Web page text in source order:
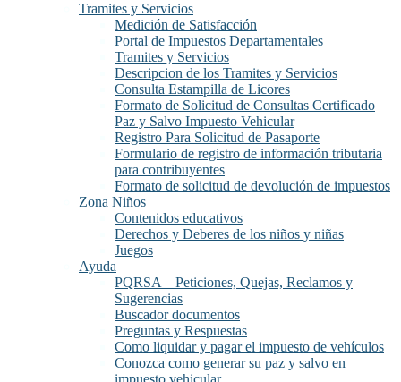
Tramites y Servicios
Medición de Satisfacción
Portal de Impuestos Departamentales
Tramites y Servicios
Descripcion de los Tramites y Servicios
Consulta Estampilla de Licores
Formato de Solicitud de Consultas Certificado
Paz y Salvo Impuesto Vehicular
Registro Para Solicitud de Pasaporte
Formulario de registro de información tributaria
para contribuyentes
Formato de solicitud de devolución de impuestos
Zona Niños
Contenidos educativos
Derechos y Deberes de los niños y niñas
Juegos
Ayuda
PQRSA – Peticiones, Quejas, Reclamos y
Sugerencias
Buscador documentos
Preguntas y Respuestas
Como liquidar y pagar el impuesto de vehículos
Conozca como generar su paz y salvo en
impuesto vehicular